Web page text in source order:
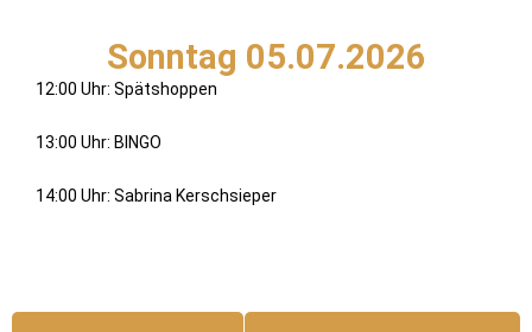
Sonntag 05.07.2026
12:00 Uhr: Spätshoppen
13:00 Uhr: BINGO
14:00 Uhr: Sabrina Kerschsieper